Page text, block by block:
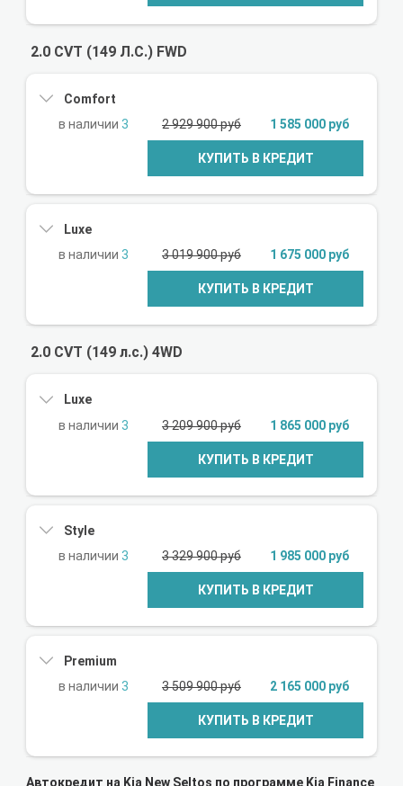
2.0 CVT (149 Л.С.) FWD
Comfort
3
2 929 900 руб 1 585 000 руб
КУПИТЬ В КРЕДИТ
Luxe
3
3 019 900 руб 1 675 000 руб
КУПИТЬ В КРЕДИТ
2.0 CVT (149 л.с.) 4WD
Luxe
3
3 209 900 руб 1 865 000 руб
КУПИТЬ В КРЕДИТ
Style
3
3 329 900 руб 1 985 000 руб
КУПИТЬ В КРЕДИТ
Premium
3
3 509 900 руб 2 165 000 руб
КУПИТЬ В КРЕДИТ
Автокредит на Kia New Seltos по программе Kia Finance